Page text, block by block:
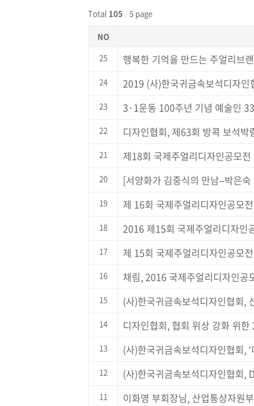
Total 105 / 5 page
NO
25
행복한 기억을 만드는 주얼리브
24 2019 (사)한국귀금속보석디자인
23 3·1운동 100주년 기념 예술인
22 디자인협회, 제63회 방콕 보석박
21 제18회 국제주얼리디자인공모전
20 [서양화가 김중식의 만남–박은
19 제 16회 국제주얼리디자인공모
18 2016 제15회 국제주얼리디자인
17 제 15회 국제주얼리디자인공모
16 채림, 2016 국제주얼리디자인공
15 (사)한국귀금속보석디자인협회,
14 디자인협회, 협회 위상 강화 위
13 (사)한국귀금속보석디자인협회,
12 (사)한국귀금속보석디자인협회,
11 이화영 부회장님, 산업통상자원